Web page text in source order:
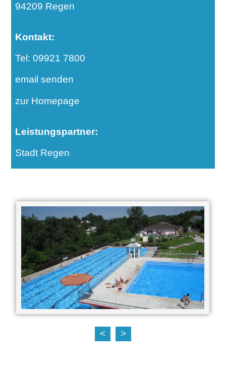
94209 Regen
Kontakt:
Tel: 09921 7800
email senden
zur Homepage
Leistungspartner:
Stadt Regen
< >